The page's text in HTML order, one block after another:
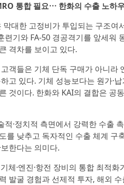
통합 필요⋯ 한화의 수출 노하
막대한 고정비가 투입되는 구조
련기와 FA-50 경공격기를 앞세
격차를 보이고 있다.
객들은 기체 단독 구매가 아니라
고 있다. 기체 성능보다는 원가·
것이다. 한화와 KAI의 결합은 공
적·정치적 측면에서 강력한 수출
를 낮추고 독자적인 수출 체계
한다는 의미다.
체·엔진·항전 장비의 통합 최적
발굴 경험과 선제적 투자, 해외